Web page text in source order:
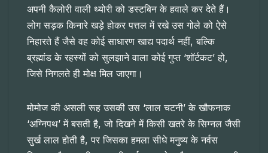
अपनी कैलोरी वाली थ्योरी को डस्टबिन के हवाले कर देते हैं।
लोग सड़क किनारे खड़े होकर पत्तल में रखे उस गोले को ऐसे
निहारते हैं जैसे वह कोई साधारण खाद्य पदार्थ नहीं, बल्कि
ब्रह्मांड के रहस्यों को सुलझाने वाला कोई गुप्त ‘शॉर्टकट’ हो,
जिसे निगलते ही मोक्ष मिल जाएगा।
मोमोज की असली रूह उसकी उस ‘लाल चटनी’ के खौफनाक
‘अग्निपथ’ में बसती है, जो दिखने में किसी खतरे के सिग्नल जैसी
सुर्ख लाल होती है, पर जिसका हमला सीधे मनुष्य के नर्वस